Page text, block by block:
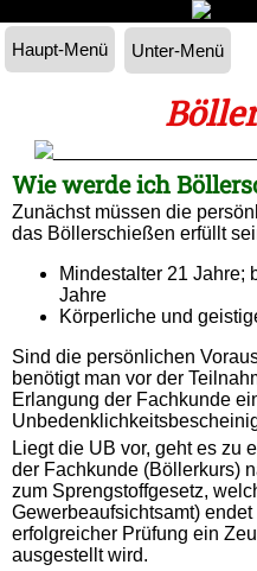
Haupt-Menü Unter-Menü
Wie werde ich
Zunächst müssen die
das Böllerschießen erfüllt
Mindestalter 21 Jahre;
Jahre
Körperliche und
Sind die persönlichen
benötigt man vor der
Erlangung der Fachkunde
Liegt die UB vor, geht es zu
der Fachkunde (Böllerkurs)
zum Sprengstoffgesetz,
Gewerbeaufsichtsamt)
erfolgreicher Prüfung ein
ausgestellt wird.